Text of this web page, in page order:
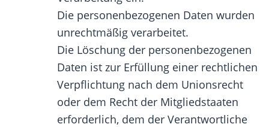
Die personenbezogenen Daten wurden
unrechtmäßig verarbeitet.
Die Löschung der personenbezogenen
Daten ist zur Erfüllung einer rechtlichen
Verpflichtung nach dem Unionsrecht
oder dem Recht der Mitgliedstaaten
erforderlich, dem der Verantwortliche